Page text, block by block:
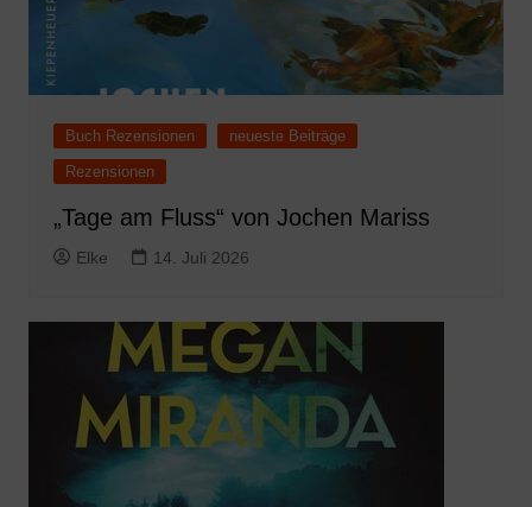
Buch Rezensionen
neueste Beiträge
Rezensionen
„Tage am Fluss“ von Jochen Mariss
Elke 14. Juli 2026